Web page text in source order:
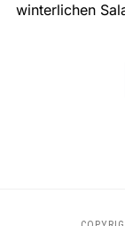
winterlichen